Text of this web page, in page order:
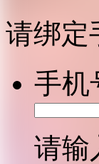
请绑定
手机
请输